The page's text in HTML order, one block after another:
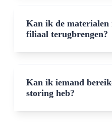
Kan ik de materialen
filiaal terugbrengen?
Kan ik iemand
storing heb?